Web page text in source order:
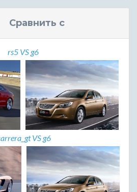
Сравнить с
rs5 VS g6
VS g6